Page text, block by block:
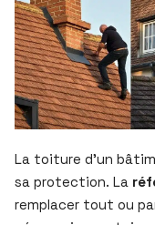
La toiture d’un
sa protection. La
remplacer tout ou